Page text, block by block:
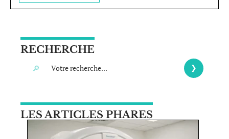
RECHERCHE
LES ARTICLES PHARES